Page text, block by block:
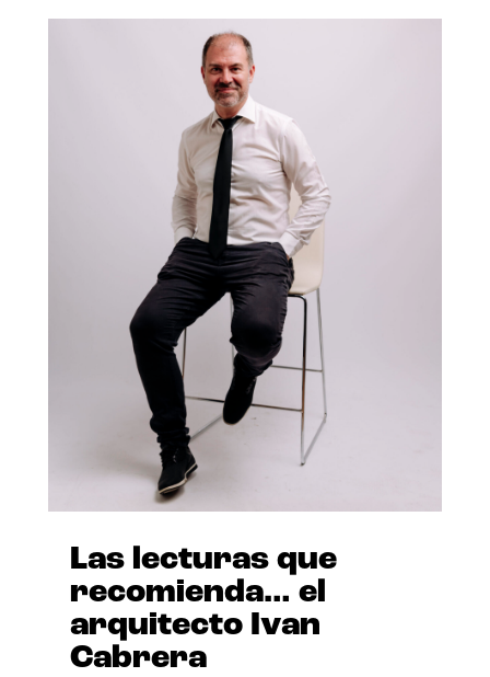
Las lecturas que
recomienda… el
arquitecto Ivan
Cabrera